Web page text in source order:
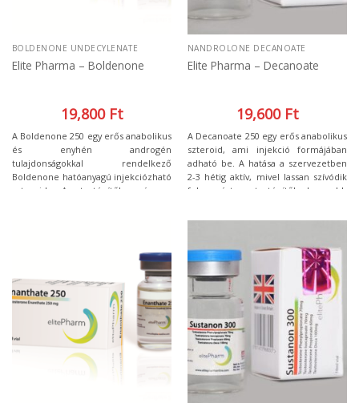
BOLDENONE UNDECYLENATE
Elite Pharma – Boldenone
19,800 Ft
A Boldenone 250 egy erős anabolikus
és enyhén androgén
tulajdonságokkal rendelkező
Boldenone hatóanyagú injekciózható
szteroid. A testépítők szívesen
termelése javul, több oxigént szállít a
vér, így jelentősen megnő az
állóképesség.
NANDROLONE DECANOATE
Elite Pharma – Decanoate
19,600 Ft
A Decanoate 250 egy erős anabolikus
szteroid, ami injekció formájában
adható be. A hatása a szervezetben
2-3 hétig aktív, mivel lassan szívódik
fel, ezért a testépítők hosszabb